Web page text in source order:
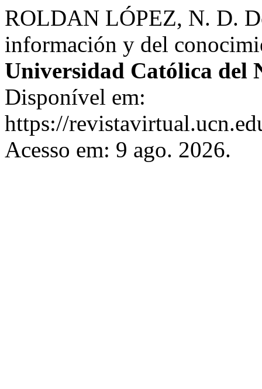
ROLDAN LÓPEZ, N. D.
información y del
Universidad Católica del
Disponível em:
https://
Acesso em: 9 ago. 2026.